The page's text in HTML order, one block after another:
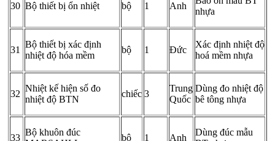
30 Bộ thiết bị ổn nhiệt bộ 1 Anh
nhựa
31
Bộ thiết bị xác định
nhiệt độ hóa mềm
bộ 1 Đức
Xác định nhiệt độ
hoá mềm nhựa
32
Nhiệt kế hiện số đo
nhiệt độ BTN
chiếc 3
Trung
Quốc
Dùng đo nhiệt độ
bê tông nhựa
33
Bộ khuôn đúc
bộ 1 Anh
Dùng đúc mẫu